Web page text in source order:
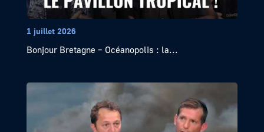
1 juillet 2026
Bonjour Bretagne – Océanopolis : la...